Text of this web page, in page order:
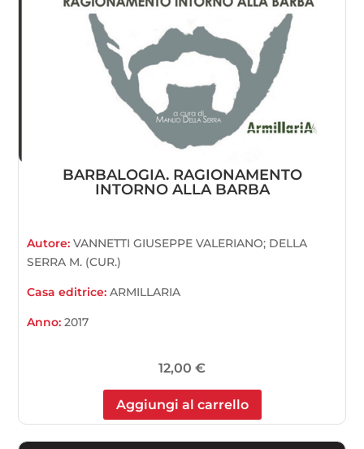
BARBALOGIA. RAGIONAMENTO
INTORNO ALLA BARBA
Autore:VANNETTI GIUSEPPE VALERIANO; DELLA
SERRA M. (CUR.)
Casa editrice:ARMILLARIA
Anno:2017
12,00 €
Aggiungi al carrello